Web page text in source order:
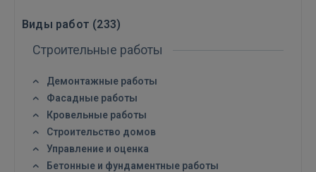
Виды работ (233)
Строительные работы
Демонтажные работы
Фасадные работы
Кровельные работы
Строительство домов
Управление и оценка
Бетонные и фундаментные работы